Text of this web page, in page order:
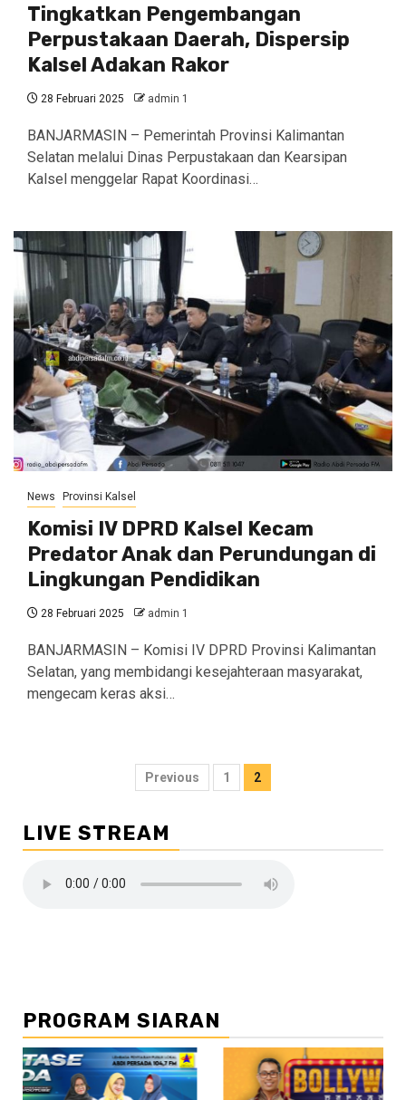
Tingkatkan Pengembangan
Perpustakaan Daerah, Dispersip
Kalsel Adakan Rakor
28 Februari 2025 admin 1
BANJARMASIN – Pemerintah Provinsi Kalimantan
Selatan melalui Dinas Perpustakaan dan Kearsipan
Kalsel menggelar Rapat Koordinasi…
News Provinsi Kalsel
Komisi IV DPRD Kalsel Kecam
Predator Anak dan Perundungan di
Lingkungan Pendidikan
28 Februari 2025 admin 1
BANJARMASIN – Komisi IV DPRD Provinsi Kalimantan
Selatan, yang membidangi kesejahteraan masyarakat,
mengecam keras aksi…
Navigasi
Previous 1 2
LIVE STREAM
PROGRAM SIARAN